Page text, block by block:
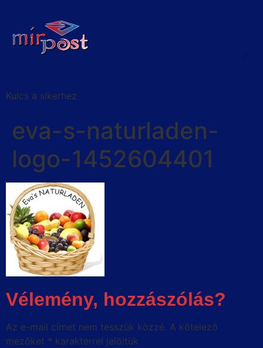
Kulcs a sikerhez
eva-s-naturladen-
logo-1452604401
Vélemény, hozzászólás?
Az e-mail címet nem tesszük közzé. A kötelező
mezőket * karakterrel jelöltük